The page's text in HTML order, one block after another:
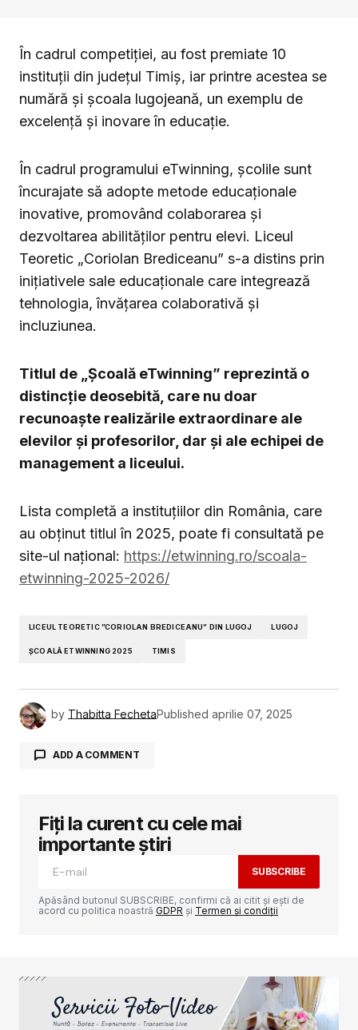
În cadrul competiției, au fost premiate 10
instituții din județul Timiș, iar printre acestea se
numără și școala lugojeană, un exemplu de
excelență și inovare în educație.
În cadrul programului eTwinning, școlile sunt
încurajate să adopte metode educaționale
inovative, promovând colaborarea și
dezvoltarea abilităților pentru elevi. Liceul
Teoretic „Coriolan Brediceanu” s-a distins prin
inițiativele sale educaționale care integrează
tehnologia, învățarea colaborativă și
incluziunea.
Titlul de „Școală eTwinning” reprezintă o
distincție deosebită, care nu doar
recunoaște realizările extraordinare ale
elevilor și profesorilor, dar și ale echipei de
management a liceului.
Lista completă a instituțiilor din România, care
au obținut titlul în 2025, poate fi consultată pe
site-ul național: https://etwinning.ro/scoala-
etwinning-2025-2026/
LICEUL TEORETIC ”CORIOLAN BREDICEANU” DIN LUGOJ LUGOJ
ȘCOALĂ ETWINNING 2025 TIMIS
by Thabitta FechetaPublished aprilie 07, 2025
ADD A COMMENT
Adresa ta de email nu va fi publicată.
Câmpurile obligatorii sunt marcate cu
Fiți la curent cu cele mai
importante știri
SUBSCRIBE
Apăsând butonul SUBSCRIBE, confirmi că ai citit și ești de
acord cu politica noastră GDPR și Termen și condiții